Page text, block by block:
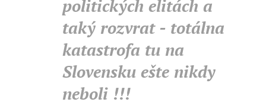
politických elitách a
taký rozvrat - totálna
katastrofa tu na
Slovensku ešte nikdy
neboli !!!